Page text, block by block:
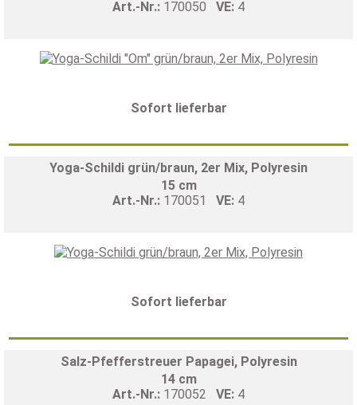
Art.-Nr.: 170050 VE: 4
Sofort lieferbar
Yoga-Schildi grün/braun, 2er Mix, Polyresin
15 cm
Art.-Nr.: 170051 VE: 4
Sofort lieferbar
Salz-Pfefferstreuer Papagei, Polyresin
14 cm
Art.-Nr.: 170052 VE: 4